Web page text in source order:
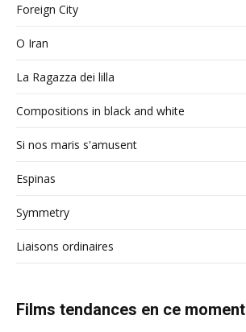
Foreign City
O Iran
La Ragazza dei lilla
Compositions in black and white
Si nos maris s'amusent
Espinas
Symmetry
Liaisons ordinaires
Films tendances en ce moment